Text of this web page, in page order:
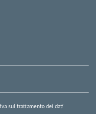
sul trattamento dei dati